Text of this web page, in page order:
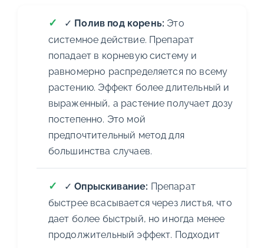
✓ Полив под корень: Это
системное действие. Препарат
попадает в корневую систему и
равномерно распределяется по всему
растению. Эффект более длительный и
выраженный, а растение получает дозу
постепенно. Это мой
предпочтительный метод для
большинства случаев.
✓Опрыскивание: Препарат
быстрее всасывается через листья, что
дает более быстрый, но иногда менее
продолжительный эффект. Подходит